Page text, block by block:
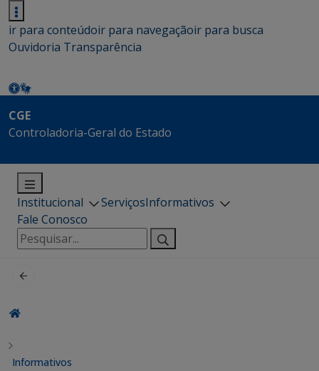
ir para conteúdoir para navegaçãoir para busca
Ouvidoria Transparência
CGE
Controladoria-Geral do Estado
Institucional ServiçosInformativos
Fale Conosco
Pesquisar
por:
Informativos